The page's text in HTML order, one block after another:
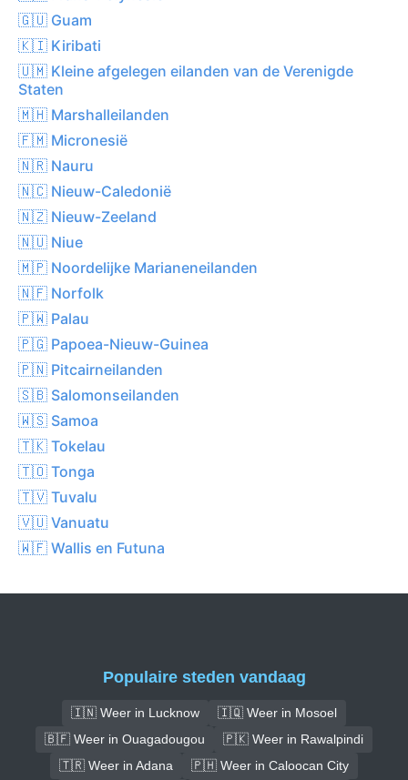
🇬🇺 Guam
🇰🇮 Kiribati
🇺🇲 Kleine afgelegen eilanden van de Verenigde
Staten
🇲🇭 Marshalleilanden
🇫🇲 Micronesië
🇳🇷 Nauru
🇳🇨 Nieuw-Caledonië
🇳🇿 Nieuw-Zeeland
🇳🇺 Niue
🇲🇵 Noordelijke Marianeneilanden
🇳🇫 Norfolk
🇵🇼 Palau
🇵🇬 Papoea-Nieuw-Guinea
🇵🇳 Pitcairneilanden
🇸🇧 Salomonseilanden
🇼🇸 Samoa
🇹🇰 Tokelau
🇹🇴 Tonga
🇹🇻 Tuvalu
🇻🇺 Vanuatu
🇼🇫 Wallis en Futuna
Populaire steden vandaag
🇮🇳 Weer in Lucknow
🇮🇶 Weer in Mosoel
🇧🇫 Weer in Ouagadougou
🇵🇰 Weer in Rawalpindi
🇹🇷 Weer in Adana
🇵🇭 Weer in Caloocan City